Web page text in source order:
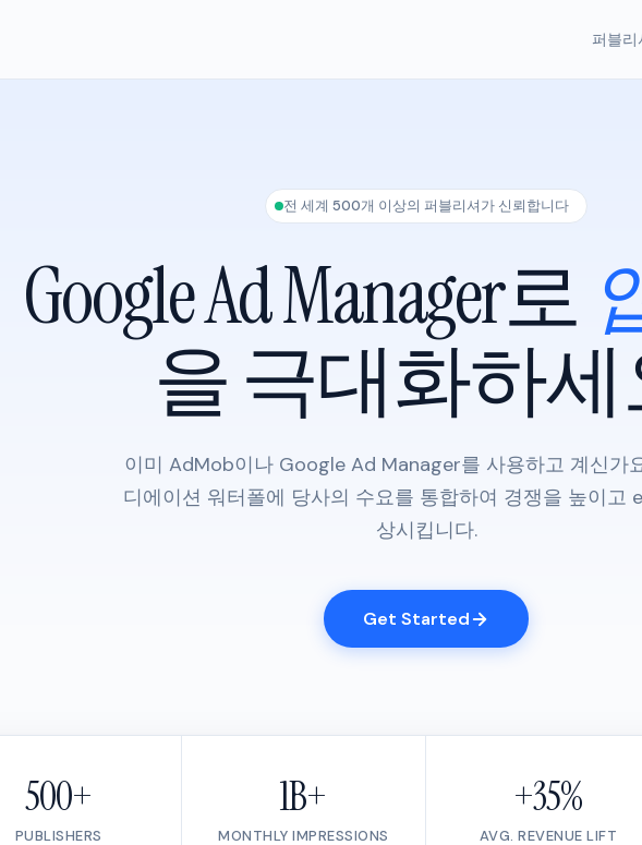
퍼블리
전 세계 500개 이상의 퍼블리셔가 신뢰합니다
Google Ad Manager로
을 극대화하
이미 AdMob이나 Google Ad Manager를 사용하고 계신가
디에이션 워터폴에 당사의 수요를 통합하여 경쟁을 높이고
상시킵니다.
Get Started
500+
PUBLISHERS
1B+
MONTHLY IMPRESSIONS
+35%
AVG. REVENUE LIFT